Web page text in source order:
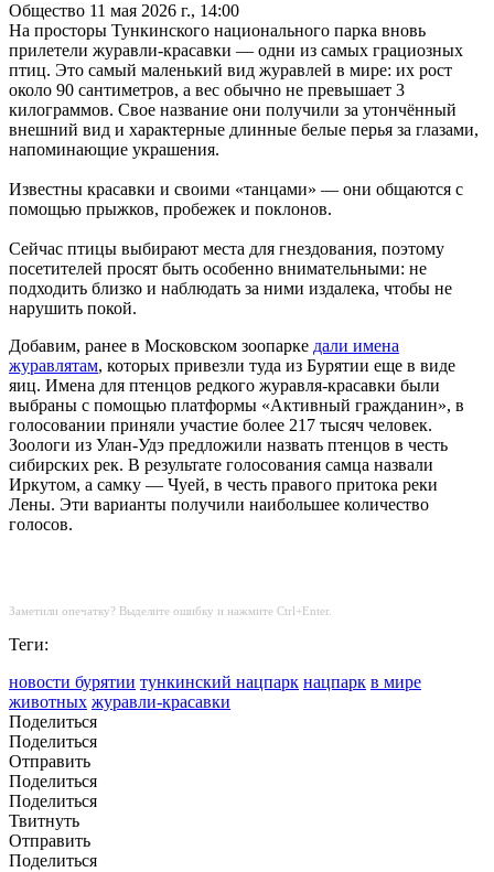
Общество 11 мая 2026 г., 14:00
На просторы Тункинского национального парка вновь
прилетели журавли-красавки — одни из самых грациозных
птиц. Это самый маленький вид журавлей в мире: их рост
около 90 сантиметров, а вес обычно не превышает 3
килограммов. Свое название они получили за утончённый
внешний вид и характерные длинные белые перья за глазами,
напоминающие украшения.
Известны красавки и своими «танцами» — они общаются с
помощью прыжков, пробежек и поклонов.
Сейчас птицы выбирают места для гнездования, поэтому
посетителей просят быть особенно внимательными: не
подходить близко и наблюдать за ними издалека, чтобы не
нарушить покой.
Добавим, ранее в Московском зоопарке дали имена
журавлятам, которых привезли туда из Бурятии еще в виде
яиц. Имена для птенцов редкого журавля-красавки были
выбраны с помощью платформы «Активный гражданин», в
голосовании приняли участие более 217 тысяч человек.
Зоологи из Улан-Удэ предложили назвать птенцов в честь
сибирских рек. В результате голосования самца назвали
Иркутом, а самку — Чуей, в честь правого притока реки
Лены. Эти варианты получили наибольшее количество
голосов.
Заметили опечатку? Выделите ошибку и нажмите Ctrl+Enter.
Теги:
новости бурятии тункинский нацпарк нацпарк в мире
животных журавли-красавки
Поделиться
Поделиться
Отправить
Поделиться
Поделиться
Твитнуть
Отправить
Поделиться